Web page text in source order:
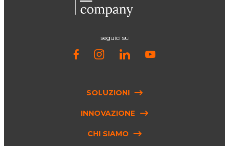
seguici su
SOLUZIONI
INNOVAZIONE
CHI SIAMO